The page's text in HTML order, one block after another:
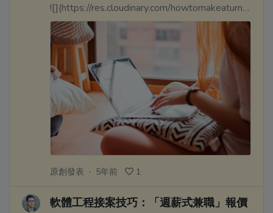
![](https://res.cloudinary.com/howtomakeaturn/image/upload/v1611675897/asfdcounwivxez9xsin4.jpg)
原創發表 · 5年前 1
軟體工程接案技巧：「週薪式兼職」報價